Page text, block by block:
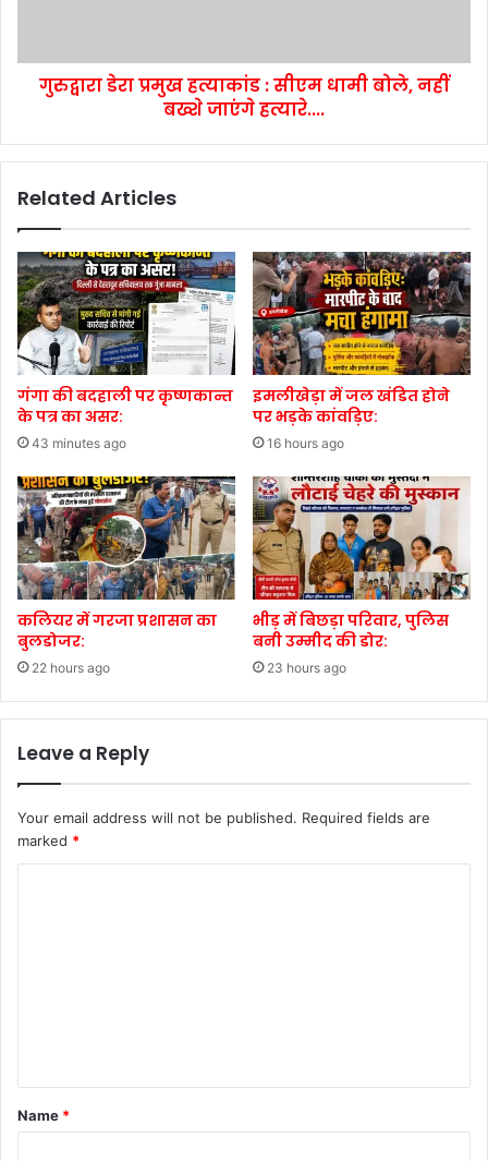
गुरुद्वारा डेरा प्रमुख हत्याकांड : सीएम धामी बोले, नहीं
बख्शे जाएंगे हत्यारे....
Related Articles
गंगा की बदहाली पर कृष्णकान्त
के पत्र का असर:
43 minutes ago
इमलीखेड़ा में जल खंडित होने
पर भड़के कांवड़िए:
16 hours ago
कलियर में गरजा प्रशासन का
बुलडोजर:
22 hours ago
भीड़ में बिछड़ा परिवार, पुलिस
बनी उम्मीद की डोर:
23 hours ago
Leave a Reply
Your email address will not be published. Required fields are
marked *
*
Name *